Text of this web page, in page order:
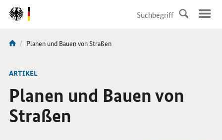
DirektZu:
Navigation
Sie
hier:
Aktuelle
Planen und Bauen von Straßen
ARTIKEL
Planen und Bauen von
Straßen